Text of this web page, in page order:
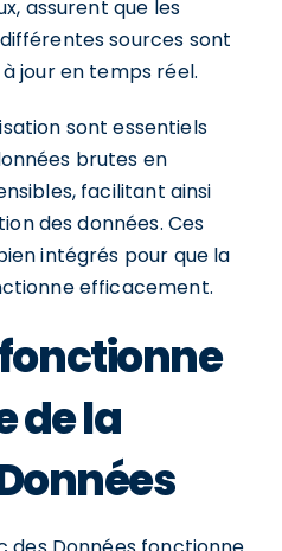
assurent que les
sources sont
jour en temps réel.
sont essentiels
brutes en
facilitant ainsi
des données. Ces
intégrés pour que la
efficacement.
de la